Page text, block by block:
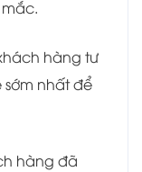
hàng tư
sớm nhất để
hàng đã